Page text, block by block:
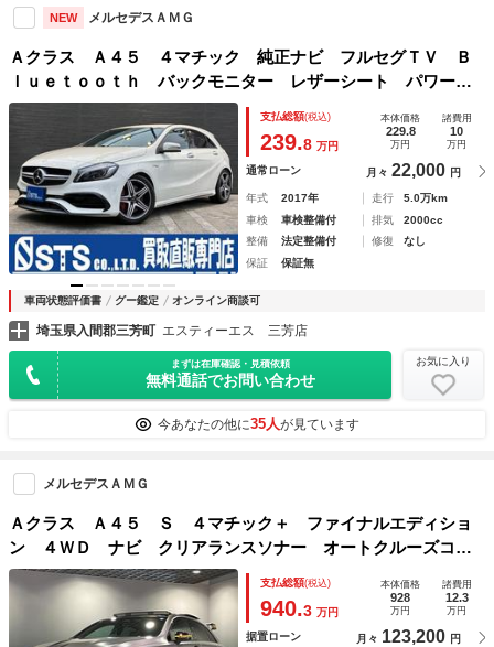
NEW メルセデスＡＭＧ
Ａクラス Ａ４５ ４マチック 純正ナビ フルセグＴＶ Ｂ
ｌｕｅｔｏｏｔｈ バックモニター レザーシート パワーシ
ート シートヒーター ＬＥＤヘッドライト 純正１８インチ
ＡＷ レーダークルーズ キーレスゴー スペアキー ＥＴＣ
車載器
支払総額(税込)
239.8 万円
本体価格
229.8
万円
諸費用
10
万円
通常ローン 月々 22,000 円
年式 2017年 走行
5.0万km
車検
車検整備付 排気
2000cc
整備
法定整備付 修復
なし
保証
保証無
車両状態評価書 グー鑑定 オンライン商談可
埼玉県入間郡三芳町 エスティーエス 三芳店
まずは在庫確認・見積依頼
無料通話でお問い合わせ
お気に入り
今あなたの他に35人が見ています
メルセデスＡＭＧ
Ａクラス Ａ４５ Ｓ ４マチック＋ ファイナルエディショ
ン ４ＷＤ ナビ クリアランスソナー オートクルーズコン
トロール ＡＷ オートライト ＬＥＤヘッドランプ サン
ルーフ ターボ スマートキー アイドリングストップ 盗難
防止システム ＭＰ２０２５０２
支払総額(税込)
940.3 万円
本体価格
928
万円
諸費用
12.3
万円
据置ローン 月々 123,200 円